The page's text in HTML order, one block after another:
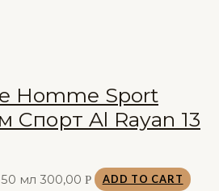
Homme Sport
Спорт Al Rayan 13
50 мл 300,00 Р ADD TO CART